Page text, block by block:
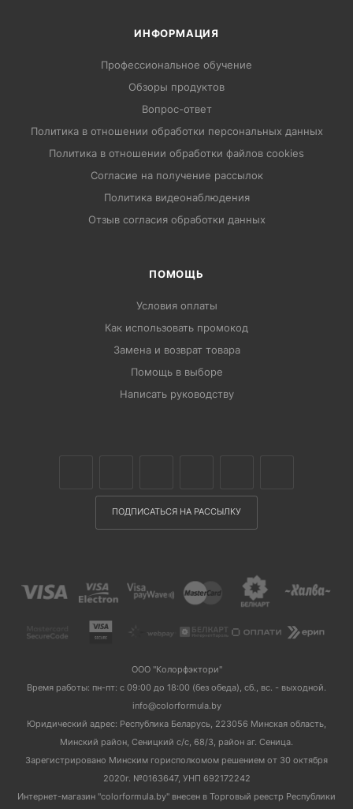
ИНФОРМАЦИЯ
Профессиональное обучение
Обзоры продуктов
Вопрос-ответ
Политика в отношении обработки персональных данных
Политика в отношении обработки файлов cookies
Согласие на получение рассылок
Политика видеонаблюдения
Отзыв согласия обработки данных
ПОМОЩЬ
Условия оплаты
Как использовать промокод
Замена и возврат товара
Помощь в выборе
Написать руководству
ПОДПИСАТЬСЯ НА РАССЫЛКУ
ООО "Колорфэктори"
Время работы: пн-пт: с 09:00 до 18:00 (без обеда), сб., вс. - выходной.
info@colorformula.by
Юридический адрес: Республика Беларусь, 223056 Минская область,
Минский район, Сеницкий с/с, 68/3, район аг. Сеница.
Зарегистрировано Минским горисполкомом решением от 30 октября
2020г. №0163647, УНП 692172242
Интернет-магазин "colorformula.by" внесен в Торговый реестр Республики